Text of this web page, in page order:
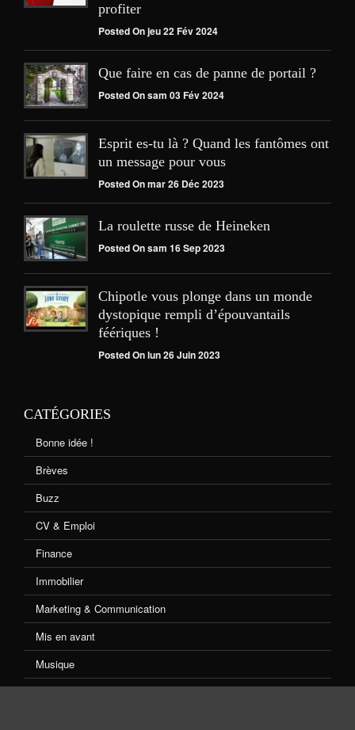
profiter
Posted On jeu 22 Fév 2024
Que faire en cas de panne de portail ?
Posted On sam 03 Fév 2024
Esprit es-tu là ? Quand les fantômes ont
un message pour vous
Posted On mar 26 Déc 2023
La roulette russe de Heineken
Posted On sam 16 Sep 2023
Chipotle vous plonge dans un monde
dystopique rempli d’épouvantails
féériques !
Posted On lun 26 Juin 2023
CATÉGORIES
Bonne idée !
Brèves
Buzz
CV & Emploi
Finance
Immobilier
Marketing & Communication
Mis en avant
Musique